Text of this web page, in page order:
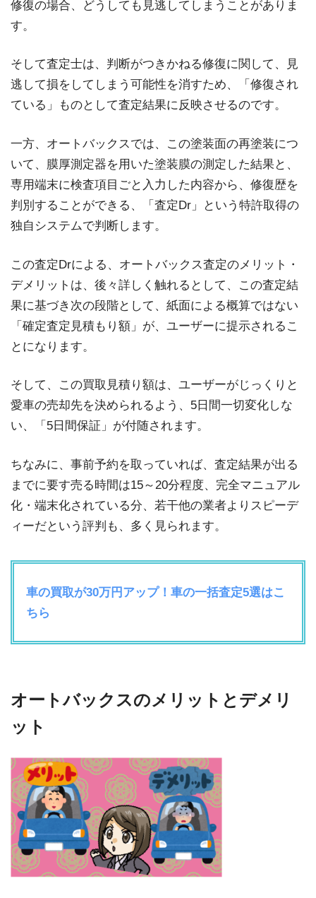
修復の場合、どうしても見逃してしまうことがありま
す。
そして査定士は、判断がつきかねる修復に関して、見
逃して損をしてしまう可能性を消すため、「修復され
ている」ものとして査定結果に反映させるのです。
一方、オートバックスでは、この塗装面の再塗装につ
いて、膜厚測定器を用いた塗装膜の測定した結果と、
専用端末に検査項目ごと入力した内容から、修復歴を
判別することができる、「査定Dr」という特許取得の
独自システムで判断します。
この査定Drによる、オートバックス査定のメリット・
デメリットは、後々詳しく触れるとして、この査定結
果に基づき次の段階として、紙面による概算ではない
「確定査定見積もり額」が、ユーザーに提示されるこ
とになります。
そして、この買取見積り額は、ユーザーがじっくりと
愛車の売却先を決められるよう、5日間一切変化しな
い、「5日間保証」が付随されます。
ちなみに、事前予約を取っていれば、査定結果が出る
までに要す売る時間は15～20分程度、完全マニュアル
化・端末化されている分、若干他の業者よりスピーデ
ィーだという評判も、多く見られます。
車の買取が30万円アップ！車の一括査定5選はこ
ちら
オートバックスのメリットとデメリ
ット